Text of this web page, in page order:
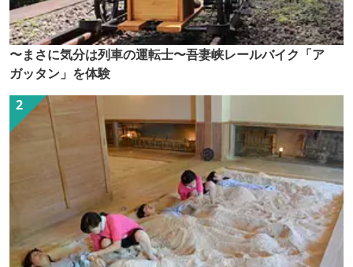
〜まさに気分は列車の運転士〜吾妻峡レールバイク「ア
ガッタン」を体験